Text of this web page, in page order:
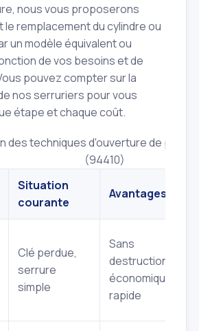
nous vous proposerons
le remplacement du cylindre ou
un modèle équivalent ou
de vos besoins et de
pouvez compter sur la
nos serruriers pour vous
étape et chaque coût.
des techniques d'ouverture de porte
(94410)
Situation
courante
Avantages
Clé perdue,
serrure
simple
Sans
destruction,
économique,
rapide